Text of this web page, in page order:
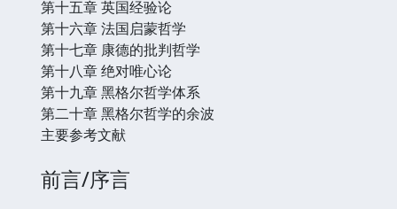
第十五章 英国经验论
第十六章 法国启蒙哲学
第十七章 康德的批判哲学
第十八章 绝对唯心论
第十九章 黑格尔哲学体系
第二十章 黑格尔哲学的余波
主要参考文献
前言/序言